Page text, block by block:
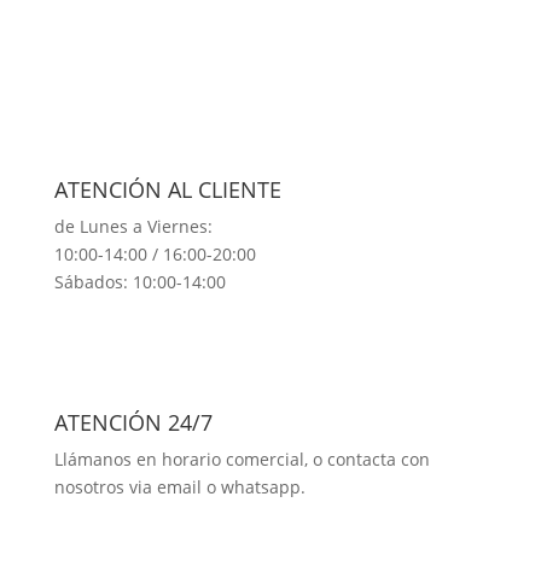
ATENCIÓN AL CLIENTE
de Lunes a Viernes:
10:00-14:00 / 16:00-20:00
Sábados: 10:00-14:00
ATENCIÓN 24/7
Llámanos en horario comercial, o contacta con
nosotros via email o whatsapp.